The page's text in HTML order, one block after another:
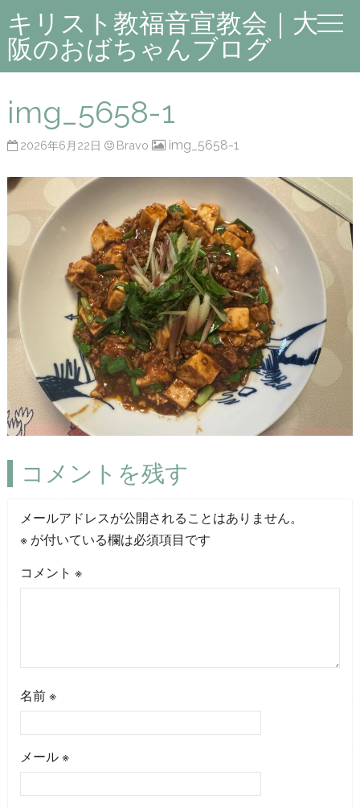
キリスト教福音宣教会｜大
阪のおばちゃんブログ
img_5658-1
2026年6月22日 Bravo img_5658-1
コメントを残す
メールアドレスが公開されることはありません。
※が付いている欄は必須項目です
コメント ※
名前 ※
メール ※